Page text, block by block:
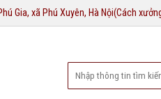
Gia, xã Phú Xuyên, Hà Nội(Cách
kiếm: